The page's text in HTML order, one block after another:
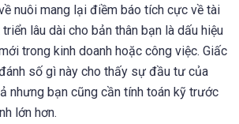
nuôi mang lại điềm báo tích cực về tài
lâu dài cho bản thân bạn là dấu hiệu
trong kinh doanh hoặc công việc. Giấc
số gì này cho thấy sự đầu tư của
nhưng bạn cũng cần tính toán kỹ trước
lớn hơn.